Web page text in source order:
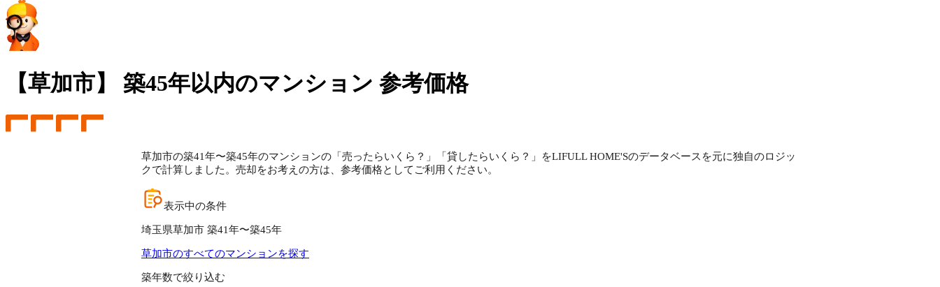
【草加市】 築45年以内のマンション 参考価格
草加市の築41年〜築45年のマンションの「売ったらいくら？」「貸したらいくら？」をLIFULL HOME'Sのデータベースを元に独自のロジッ
クで計算しました。売却をお考えの方は、参考価格としてご利用ください。
表示中の条件
埼玉県草加市 築41年〜築45年
草加市のすべてのマンションを探す
築年数で絞り込む